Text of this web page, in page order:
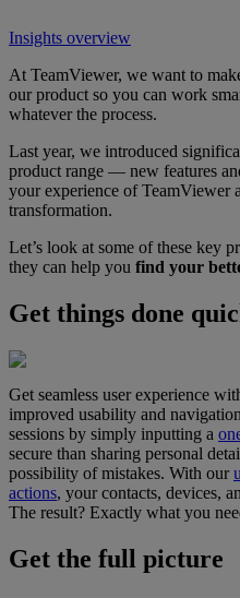
Insights overview
At TeamViewer, we want to
our product so you can work
whatever the process.
Last year, we introduced
product range — new features
your experience of TeamViewer
transformation.
Let’s look at some of these key
they can help you find your
Get things done
Get seamless user experience
improved usability and
sessions by simply inputting a
secure than sharing personal
possibility of mistakes. With our
actions, your contacts, devices,
The result? Exactly what you
Get the full picture